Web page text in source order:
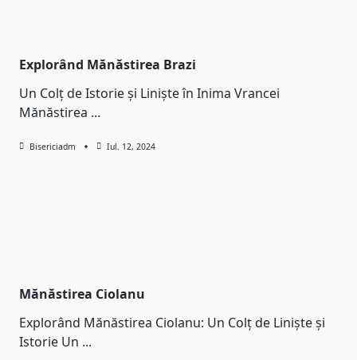
Explorând Mănăstirea Brazi
Un Colț de Istorie și Liniște în Inima Vrancei
Mănăstirea ...
Bisericiadm Iul. 12, 2024
Mănăstirea Ciolanu
Explorând Mănăstirea Ciolanu: Un Colț de Liniște și
Istorie Un ...